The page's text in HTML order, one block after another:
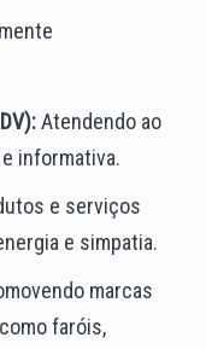
Atendendo ao
informativa.
e serviços
e simpatia.
marcas
faróis,